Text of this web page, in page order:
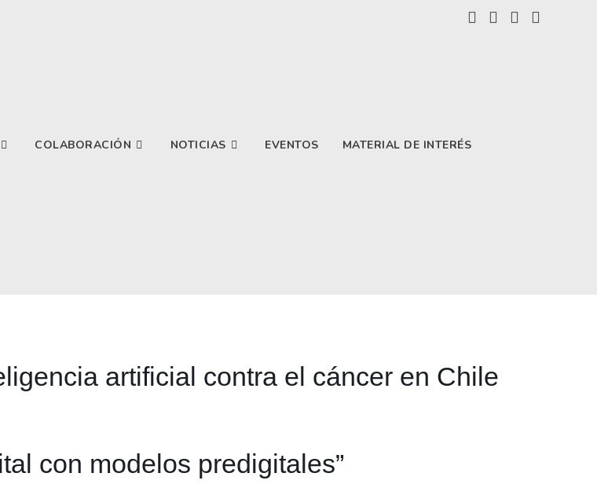
COLABORACIÓN NOTICIAS EVENTOS MATERIAL DE INTERÉS
artificial contra el cáncer en Chile
con modelos predigitales”